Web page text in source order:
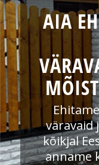
AIA
väravaid
kõikjal
anname